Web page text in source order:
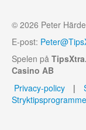
© 2026 Peter
E-post:
Spelen på
Casino AB
Privacy-policy
|